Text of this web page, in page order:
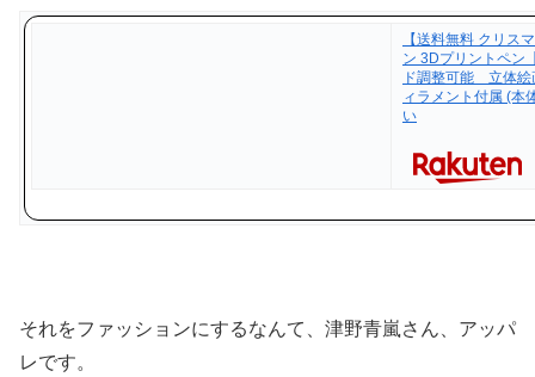
【送料無料 クリス
ン 3Dプリントペン
ド調整可能 立体絵
ィラメント付属 (本
い
それをファッションにするなんて、津野青嵐さん、アッパ
レです。